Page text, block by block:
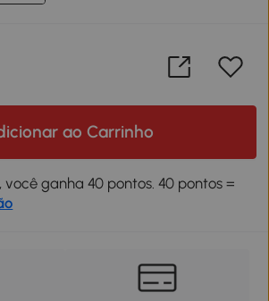
ao Carrinho
ganha 40 pontos. 40 pontos =